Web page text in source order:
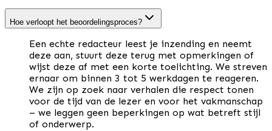
Hoe verloopt het beoordelingsproces?
Een echte redacteur leest je inzending en neemt
deze aan, stuurt deze terug met opmerkingen of
wijst deze af met een korte toelichting. We streven
ernaar om binnen 3 tot 5 werkdagen te reageren.
We zijn op zoek naar verhalen die respect tonen
voor de tijd van de lezer en voor het vakmanschap
– we leggen geen beperkingen op wat betreft stijl
of onderwerp.